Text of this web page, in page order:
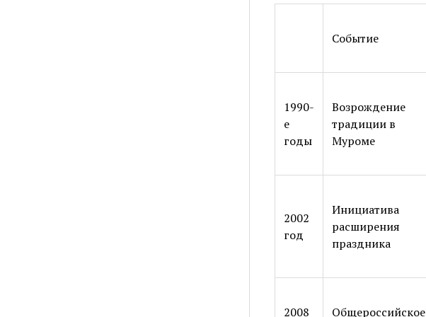
Событие
1990-
е
годы
Возрождение
традиции в
Муроме
2002
год
Инициатива
расширения
праздника
2008 Общероссийское